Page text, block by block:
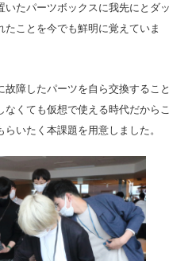
たパーツボックスに我先にとダッ
ことを今でも鮮明に覚えていま
障したパーツを自ら交換すること
くても仮想で使える時代だからこ
いたく本課題を用意しました。